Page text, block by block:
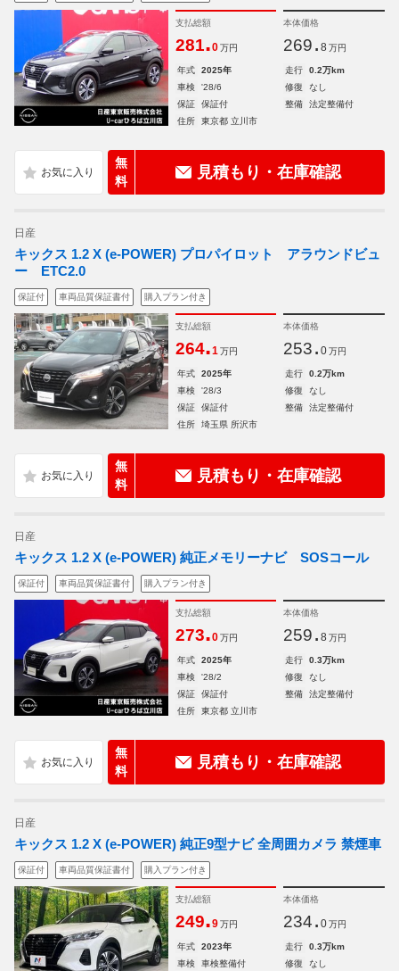
支払総額
281.0 万円
本体価格
269. 8 万円
年式 2025年 走行
0.2万km
車検
'28/6 修復
なし
保証
保証付 整備
法定整備付
住所
東京都 立川市
無
料
見積もり・在庫確認
日産
キックス 1.2 X (e-POWER) プロパイロット アラウンドビュ
ー ETC2.0
保証付 車両品質保証書付 購入プラン付き
支払総額
264.1 万円
本体価格
253. 0 万円
年式 2025年 走行
0.2万km
車検
'28/3 修復
なし
保証
保証付 整備
法定整備付
住所
埼玉県 所沢市
無
料
見積もり・在庫確認
日産
キックス 1.2 X (e-POWER) 純正メモリーナビ SOSコール
保証付 車両品質保証書付 購入プラン付き
支払総額
273.0 万円
本体価格
259. 8 万円
年式 2025年 走行
0.3万km
車検
'28/2 修復
なし
保証
保証付 整備
法定整備付
住所
東京都 立川市
無
料
見積もり・在庫確認
日産
キックス 1.2 X (e-POWER) 純正9型ナビ 全周囲カメラ 禁煙車
保証付 車両品質保証書付 購入プラン付き
支払総額
249.9 万円
本体価格
234. 0 万円
年式 2023年 走行
0.3万km
車検
車検整備付 修復
なし